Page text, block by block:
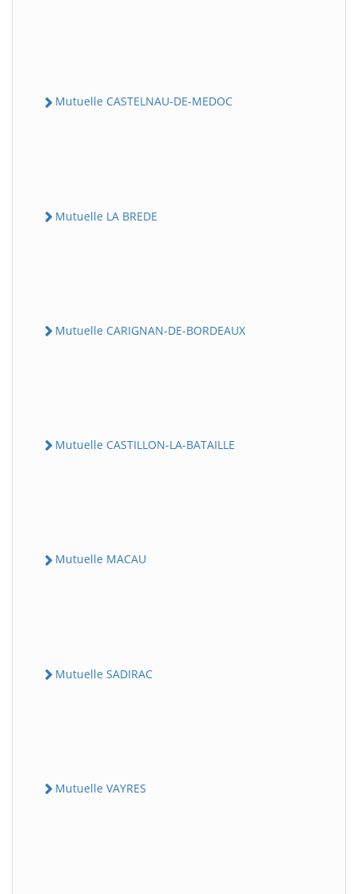
Mutuelle CASTELNAU-DE-MEDOC
Mutuelle LA BREDE
Mutuelle CARIGNAN-DE-BORDEAUX
Mutuelle CASTILLON-LA-BATAILLE
Mutuelle MACAU
Mutuelle SADIRAC
Mutuelle VAYRES